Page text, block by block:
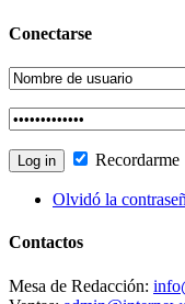
Conectarse
Recordarme
Olvidó la
Contactos
Mesa de Redacción: